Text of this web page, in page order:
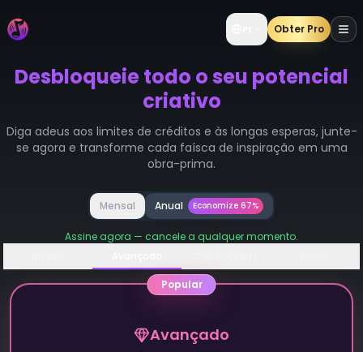
Obter Pro
Desbloqueie todo o seu potencial
criativo
Diga adeus aos limites de créditos e às longas esperas, junte-
se agora e transforme cada faísca de inspiração em uma
obra-prima.
Mensal Anual Economize 67%
Assine agora — cancele a qualquer momento.
Popular
Avançado